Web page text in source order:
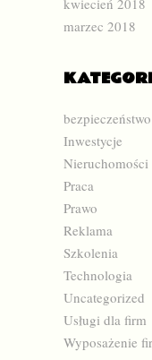
marzec 2018
bezpieczeństwo
Inwestycje
Nieruchomości
Praca
Prawo
Reklama
Szkolenia
Technologia
Uncategorized
Usługi dla firm
Wyposażenie